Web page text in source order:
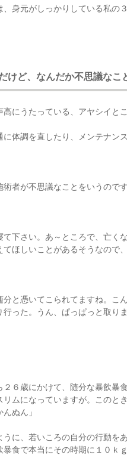
、身元がしっかりしている私の
けど、なんだか不思議なこ
にうたっている、アヤシイと
体調を直したり、メンテナン
者が不思議なことをいうのです
て下さい。あ～ところで、亡く
ほしいことがあるそうなので
分と憑いてこられてますね。
った。うん、ぱっぱっと取りま
２６歳にかけて、随分な暴飲暴
ムになっていますが。このと
ぬん」
うに、若いころの自分の行動を
食で本当にその時期に１０ｋ